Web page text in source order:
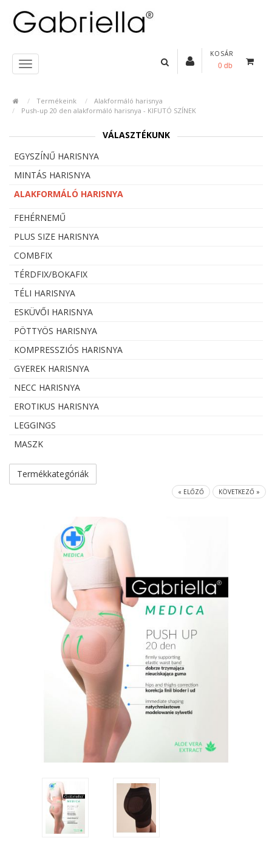
KOSÁR
0 db
Termékeink
Alakformáló harisnya
Push-up 20 den alakformáló harisnya - KIFUTÓ SZÍNEK
VÁLASZTÉKUNK
EGYSZÍNŰ HARISNYA
MINTÁS HARISNYA
ALAKFORMÁLÓ HARISNYA
FEHÉRNEMŰ
PLUS SIZE HARISNYA
COMBFIX
TÉRDFIX/BOKAFIX
TÉLI HARISNYA
ESKÜVŐI HARISNYA
PÖTTYÖS HARISNYA
KOMPRESSZIÓS HARISNYA
GYEREK HARISNYA
NECC HARISNYA
EROTIKUS HARISNYA
LEGGINGS
MASZK
Termékkategóriák
« ELŐZŐ KÖVETKEZŐ »